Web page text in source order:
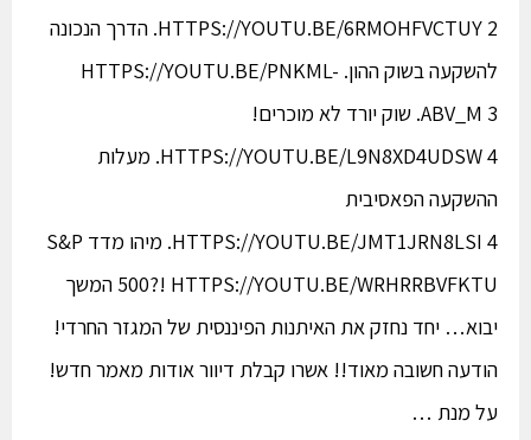
HTTPS://YOUTU.BE/6RMOHFVCTUY 2. הדרך הנכונה
להשקעה בשוק ההון. HTTPS://YOUTU.BE/PNKML-
ABV_M 3. שוק יורד לא מוכרים!
HTTPS://YOUTU.BE/L9N8XD4UDSW 4. מעלות
ההשקעה הפאסיבית
HTTPS://YOUTU.BE/JMT1JRN8LSI 4. מיהו מדד S&P
500?! HTTPS://YOUTU.BE/WRHRRBVFKTU המשך
יבוא… יחד נחזק את האיתנות הפיננסית של המגזר החרדי!​​
הודעה חשובה מאוד!! אשרו קבלת דיוור אודות מאמר חדש!
על מנת …